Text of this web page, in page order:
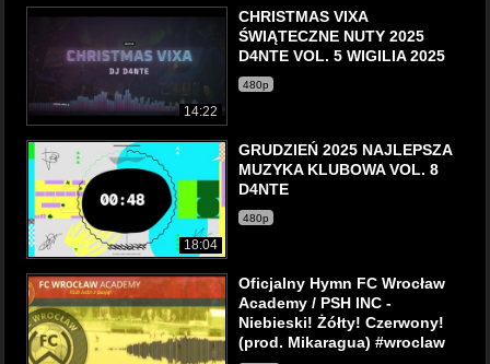
14:22
CHRISTMAS VIXA
ŚWIĄTECZNE NUTY 2025
D4NTE VOL. 5 WIGILIA 2025
480p
18:04
GRUDZIEŃ 2025 NAJLEPSZA
MUZYKA KLUBOWA VOL. 8
D4NTE
480p
Oficjalny Hymn FC Wrocław
Academy / PSH INC -
Niebieski! Żółty! Czerwony!
(prod. Mikaragua) #wroclaw